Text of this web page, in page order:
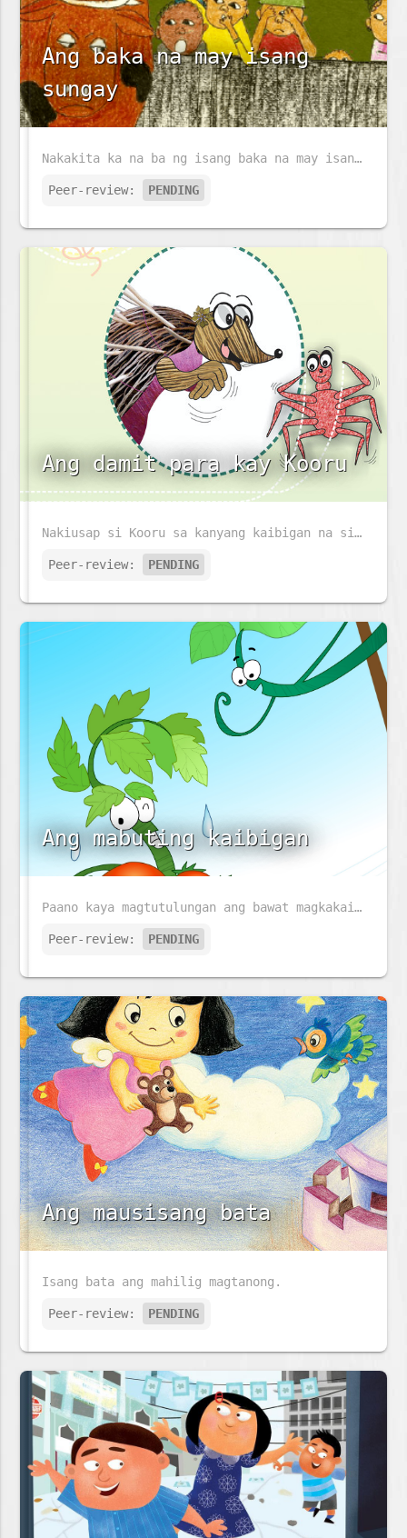
Ang baka na may isang
sungay
Nakakita ka na ba ng isang baka na may isang sungay at walang buntot?
Peer-review: PENDING
Ang damit para kay Kooru
Nakiusap si Kooru sa kanyang kaibigan na si Gethum na sya ay gawan ng damit na kanyang susuotin sa bagong taon. Magagawan kaya siya ng damit ni Gethum?
Peer-review: PENDING
Ang mabuting kaibigan
Paano kaya magtutulungan ang bawat magkakaibigan kahit sila ay may iba't ibang pangangailangan?
Peer-review: PENDING
Ang mausisang bata
Isang bata ang mahilig magtanong.
Peer-review: PENDING